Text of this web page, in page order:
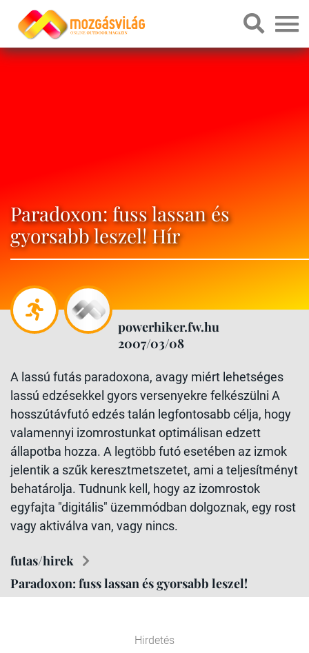
Paradoxon: fuss lassan és
gyorsabb leszel! Hír
powerhiker.fw.hu
2007/03/08
A lassú futás paradoxona, avagy miért lehetséges
lassú edzésekkel gyors versenyekre felkészülni A
hosszútávfutó edzés talán legfontosabb célja, hogy
valamennyi izomrostunkat optimálisan edzett
állapotba hozza. A legtöbb futó esetében az izmok
jelentik a szűk keresztmetszetet, ami a teljesítményt
behatárolja. Tudnunk kell, hogy az izomrostok
egyfajta "digitális" üzemmódban dolgoznak, egy rost
vagy aktiválva van, vagy nincs.
futas/hirek
Paradoxon: fuss lassan és gyorsabb leszel!
Hirdetés